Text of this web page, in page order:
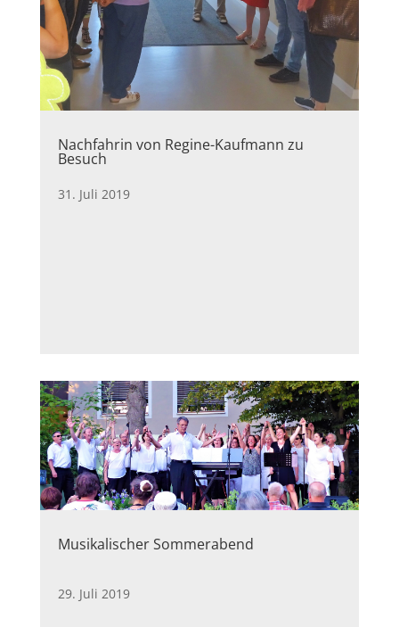
Nachfahrin von Regine-Kaufmann zu
Besuch
31. Juli 2019
Musikalischer Sommerabend
29. Juli 2019